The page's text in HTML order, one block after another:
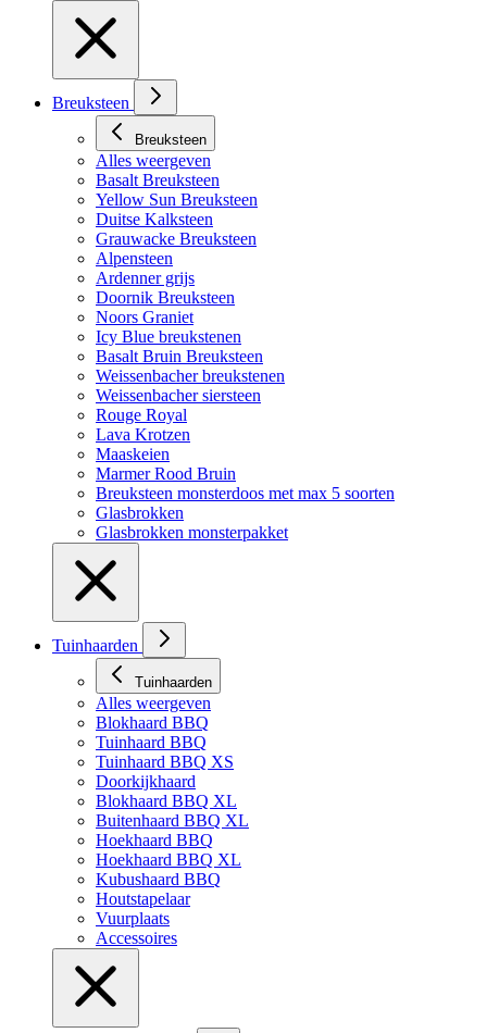
Breuksteen
Breuksteen
Alles weergeven
Basalt Breuksteen
Yellow Sun Breuksteen
Duitse Kalksteen
Grauwacke Breuksteen
Alpensteen
Ardenner grijs
Doornik Breuksteen
Noors Graniet
Icy Blue breukstenen
Basalt Bruin Breuksteen
Weissenbacher breukstenen
Weissenbacher siersteen
Rouge Royal
Lava Krotzen
Maaskeien
Marmer Rood Bruin
Breuksteen monsterdoos met max 5 soorten
Glasbrokken
Glasbrokken monsterpakket
Tuinhaarden
Tuinhaarden
Alles weergeven
Blokhaard BBQ
Tuinhaard BBQ
Tuinhaard BBQ XS
Doorkijkhaard
Blokhaard BBQ XL
Buitenhaard BBQ XL
Hoekhaard BBQ
Hoekhaard BBQ XL
Kubushaard BBQ
Houtstapelaar
Vuurplaats
Accessoires